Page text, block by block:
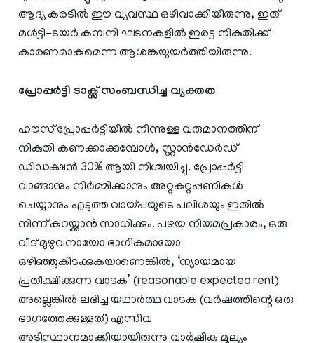
ആദ്യ കരടിൽ ഈ വ്യവസ്ഥ ഒഴിവാക്കിയിരുന്നു, ഇത്
മൾട്ടി-ടയർ കമ്പനി ഘടനകളിൽ ഇരട്ട നികുതിക്ക്
കാരണമാകുമെന്ന ആശങ്കയുയർത്തിയിരുന്നു.
പ്രോപ്പർട്ടി ടാക്സ് സംബന്ധിച്ച വ്യക്തത
ഹൗസ് പ്രോപ്പർട്ടിയിൽ നിന്നുള്ള വരുമാനത്തിന്
നികുതി കണക്കാക്കുമ്പോൾ, സ്റ്റാൻഡേർഡ്
ഡിഡക്ഷൻ 30% ആയി നിശ്ചയിച്ചു. പ്രോപ്പർട്ടി
വാങ്ങാനും നിർമ്മിക്കാനും അറ്റകുറ്റപ്പണികൾ
ചെയ്യാനും എടുത്ത വായ്പയുടെ പലിശയും ഇതിൽ
നിന്ന് കുറയ്ക്കാൻ സാധിക്കും. പഴയ നിയമപ്രകാരം, ഒരു
വീട് മുഴുവനായോ ഭാഗികമായോ
ഒഴിഞ്ഞുകിടക്കുകയാണെങ്കിൽ, ‘ന്യായമായ
പ്രതീക്ഷിക്കുന്ന വാടക’ (reasonable expected rent)
അല്ലെങ്കിൽ ലഭിച്ച യഥാർത്ഥ വാടക (വർഷത്തിന്റെ ഒരു
ഭാഗത്തേക്കുള്ളത്) എന്നിവ
അടിസ്ഥാനമാക്കിയായിരുന്നു വാർഷിക മൂല്യം